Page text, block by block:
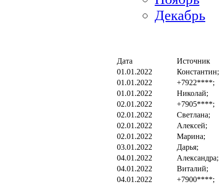
Декабрь
Дата
Источник
01.01.2022
Константин;
01.01.2022
+7922****;
01.01.2022
Николай;
02.01.2022
+7905****;
02.01.2022
Светлана;
02.01.2022
Алексей;
02.01.2022
Марина;
03.01.2022
Дарья;
04.01.2022
Александра;
04.01.2022
Виталий;
04.01.2022
+7900****;